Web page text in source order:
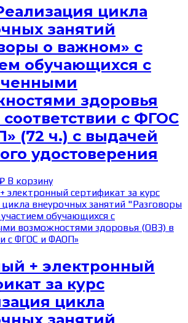
выбрать
на
странице
товара.
цикла
занятий
о важном» с
обучающихся с
здоровья
с ФГОС
(72 ч.) с выдачей
удостоверения
₽Текущая
цена:
1 200₽.
В корзину
+ электронный
за курс
цикла
занятий